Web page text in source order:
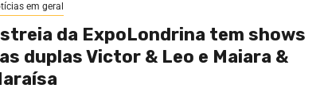
em geral
da ExpoLondrina tem shows
duplas Victor & Leo e Maiara &